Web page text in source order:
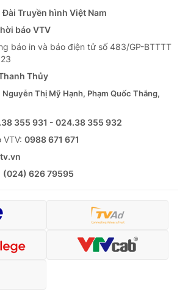
Đài Truyền hình Việt Nam
báo VTV
báo in và báo điện tử số 483/GP-BTTTT
Thủy
Nguyễn Thị Mỹ Hạnh, Phạm Quốc Thắng,
355 931 - 024.38 355 932
0988 671 671
(024) 626 79595